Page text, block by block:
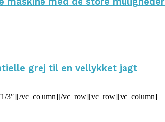
grej til en vellykket jagt
3″][/vc_column][/vc_row][vc_row][vc_column]